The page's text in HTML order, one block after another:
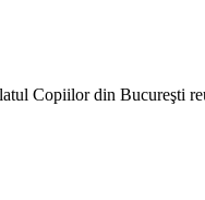
Copiilor din Bucureşti